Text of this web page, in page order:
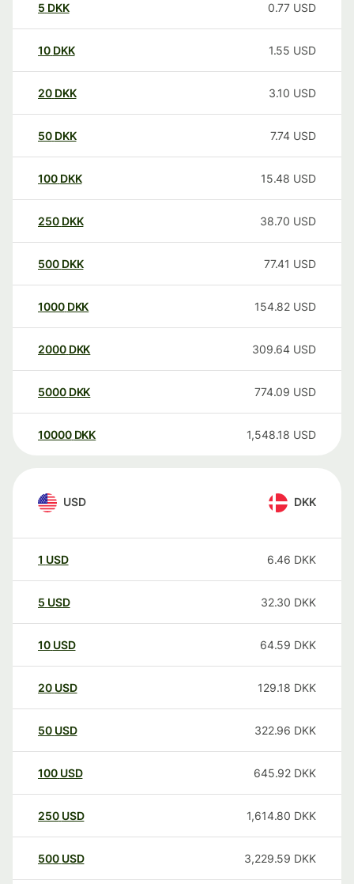
5 DKK 0.77 USD
10 DKK 1.55 USD
20 DKK 3.10 USD
50 DKK 7.74 USD
100 DKK 15.48 USD
250 DKK 38.70 USD
500 DKK 77.41 USD
1000 DKK 154.82 USD
2000 DKK 309.64 USD
5000 DKK 774.09 USD
10000 DKK 1,548.18 USD
USD DKK
1 USD 6.46 DKK
5 USD 32.30 DKK
10 USD 64.59 DKK
20 USD 129.18 DKK
50 USD 322.96 DKK
100 USD 645.92 DKK
250 USD 1,614.80 DKK
500 USD 3,229.59 DKK